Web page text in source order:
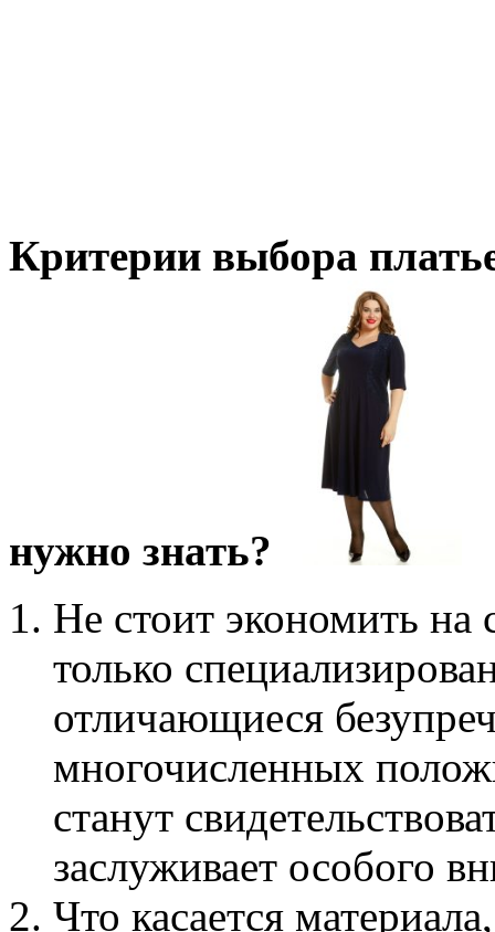
Критерии выбора
нужно знать?
Не стоит экономить на
только
отличающиеся
многочисленных
станут
заслуживает особого
Что касается